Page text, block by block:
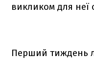
викликом для неї
Перший тиждень